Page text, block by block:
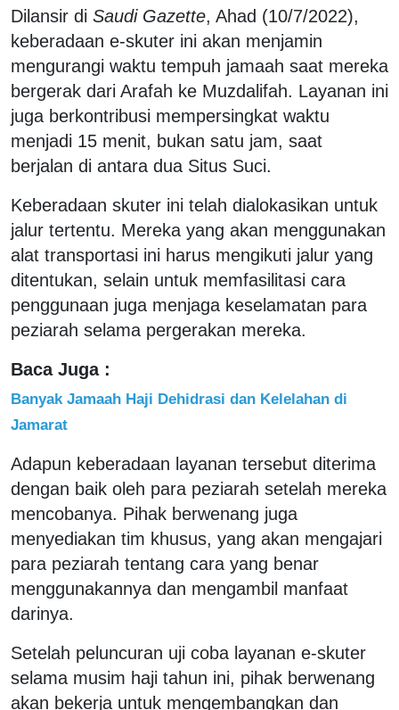
Dilansir di Saudi Gazette, Ahad (10/7/2022),
keberadaan e-skuter ini akan menjamin
mengurangi waktu tempuh jamaah saat mereka
bergerak dari Arafah ke Muzdalifah. Layanan ini
juga berkontribusi mempersingkat waktu
menjadi 15 menit, bukan satu jam, saat
berjalan di antara dua Situs Suci.
Keberadaan skuter ini telah dialokasikan untuk
jalur tertentu. Mereka yang akan menggunakan
alat transportasi ini harus mengikuti jalur yang
ditentukan, selain untuk memfasilitasi cara
penggunaan juga menjaga keselamatan para
peziarah selama pergerakan mereka.
Baca Juga :
Banyak Jamaah Haji Dehidrasi dan Kelelahan di
Jamarat
Adapun keberadaan layanan tersebut diterima
dengan baik oleh para peziarah setelah mereka
mencobanya. Pihak berwenang juga
menyediakan tim khusus, yang akan mengajari
para peziarah tentang cara yang benar
menggunakannya dan mengambil manfaat
darinya.
Setelah peluncuran uji coba layanan e-skuter
selama musim haji tahun ini, pihak berwenang
akan bekerja untuk mengembangkan dan